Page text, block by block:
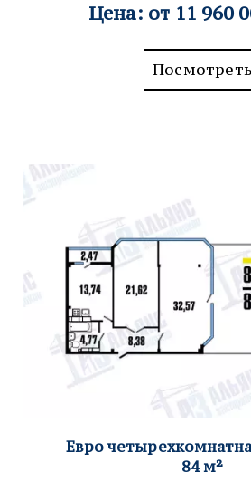
Цена: от 11 960
Посмотреть
Евро четырехком
84м²